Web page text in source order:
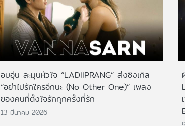
อบอุ่น ละมุนหัวใจ “LADIIPRANG” ส่งซิงเกิล
“อย่าไปรักใครอีกนะ (No Other One)” เพลง
ของคนที่ตั้งใจรักทุกครั้งที่รัก
13 มีนาคม 2026